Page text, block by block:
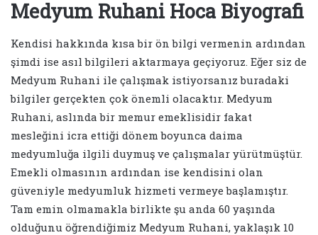
Medyum Ruhani Hoca Biyografi
Kendisi hakkında kısa bir ön bilgi vermenin ardından
şimdi ise asıl bilgileri aktarmaya geçiyoruz. Eğer siz de
Medyum Ruhani ile çalışmak istiyorsanız buradaki
bilgiler gerçekten çok önemli olacaktır. Medyum
Ruhani, aslında bir memur emeklisidir fakat
mesleğini icra ettiği dönem boyunca daima
medyumluğa ilgili duymuş ve çalışmalar yürütmüştür.
Emekli olmasının ardından ise kendisini olan
güveniyle medyumluk hizmeti vermeye başlamıştır.
Tam emin olmamakla birlikte şu anda 60 yaşında
olduğunu öğrendiğimiz Medyum Ruhani, yaklaşık 10